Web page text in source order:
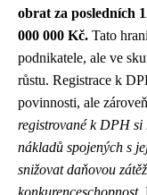
obrat za posledních
000 000 Kč. Tato
podnikatele, ale ve
růstu. Registrace k
povinnosti, ale
registrované k DPH
nákladů spojených s
snižovat daňovou
konkurenceschopnost.